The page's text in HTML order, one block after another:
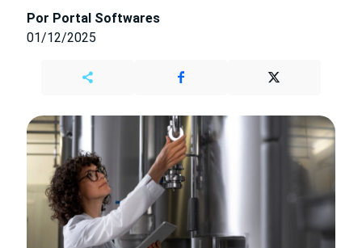
Por Portal Softwares
01/12/2025